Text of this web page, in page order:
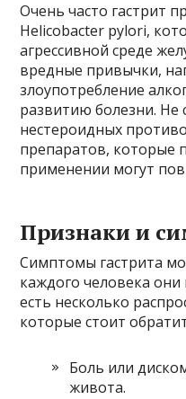
Очень часто гастрит
Helicobacter pylori,
агрессивной среде
вредные привычки,
злоупотребление
развитию болезни. Не
нестероидных
препаратов, которые
применении могут
Признаки и
Симптомы гастрита
каждого человека
есть несколько
которые стоит
Боль или
живота.